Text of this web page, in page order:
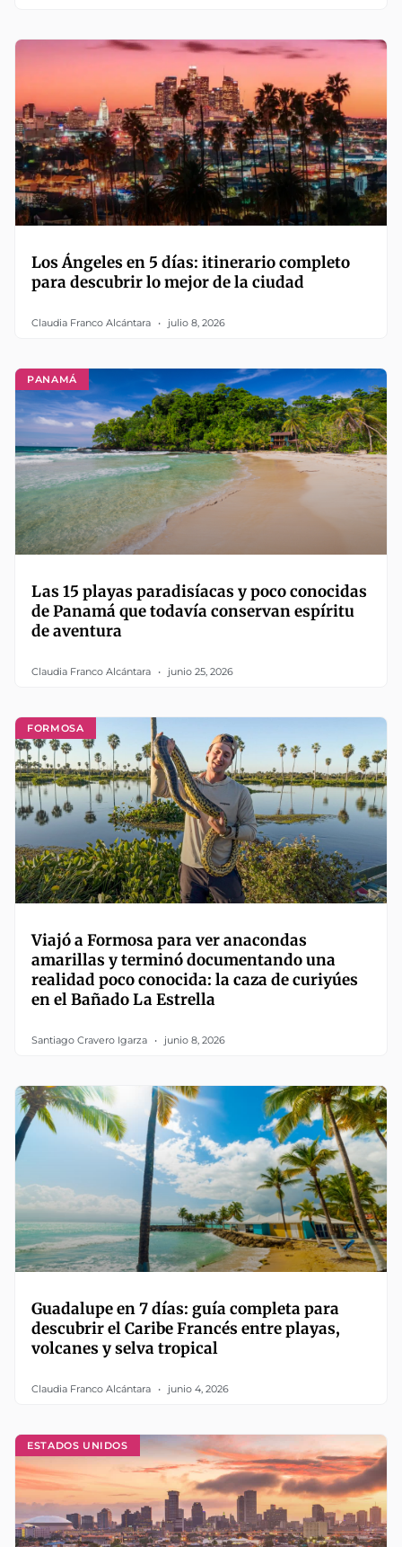
Los Ángeles en 5 días: itinerario completo
para descubrir lo mejor de la ciudad
Claudia Franco Alcántara julio 8, 2026
PANAMÁ
Las 15 playas paradisíacas y poco conocidas
de Panamá que todavía conservan espíritu
de aventura
Claudia Franco Alcántara junio 25, 2026
FORMOSA
Viajó a Formosa para ver anacondas
amarillas y terminó documentando una
realidad poco conocida: la caza de curiyúes
en el Bañado La Estrella
Santiago Cravero Igarza junio 8, 2026
Guadalupe en 7 días: guía completa para
descubrir el Caribe Francés entre playas,
volcanes y selva tropical
Claudia Franco Alcántara junio 4, 2026
ESTADOS UNIDOS